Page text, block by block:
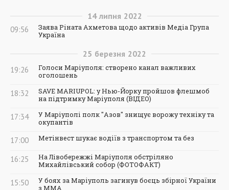
14 липня 2022
09:56
Заява Ріната Ахметова щодо активів Медіа Група
Україна
25 березня 2022
19:26
Голоси Маріуполя: створено канал важливих
оголошень
18:32
SAVE MARIUPOL: у Нью-Йорку пройшов флешмоб
на підтримку Маріуполя (ВІДЕО)
17:34
У Маріуполі полк "Азов" знищує ворожу техніку та
окупантів
17:00 Метінвест шукає водіїв з транспортом та без
16:25
На Лівобережжі Маріуполя обстріляно
Михайлівський собор (ФОТОФАКТ)
15:50
У боях за Маріуполь загинув боєць збірної України
з ММА